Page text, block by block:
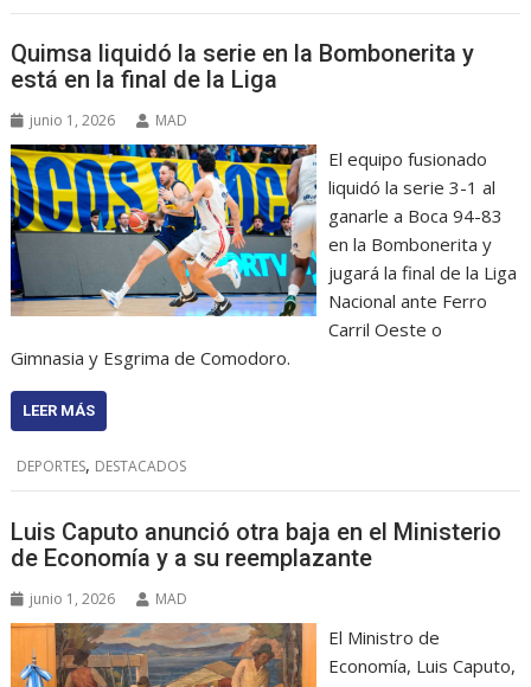
Quimsa liquidó la serie en la Bombonerita y
está en la final de la Liga
junio 1, 2026 MAD
El equipo fusionado
liquidó la serie 3-1 al
ganarle a Boca 94-83
en la Bombonerita y
jugará la final de la Liga
Nacional ante Ferro
Carril Oeste o
Gimnasia y Esgrima de Comodoro.
LEER MÁS
DEPORTES, DESTACADOS
Luis Caputo anunció otra baja en el Ministerio
de Economía y a su reemplazante
junio 1, 2026 MAD
El Ministro de
Economía, Luis Caputo,